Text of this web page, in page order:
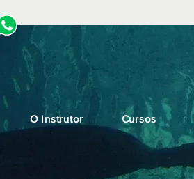
O Instrutor Cursos